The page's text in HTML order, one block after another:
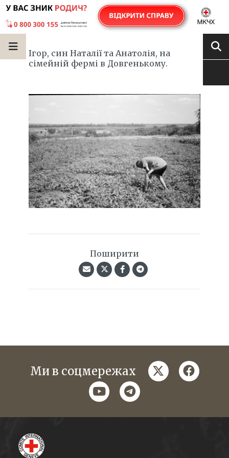
Ігор, син Наталії та Анатолія, на
сімейній фермі в Довгенькому.
Поширити
Ми в соцмережах twitter
youtubetelegram